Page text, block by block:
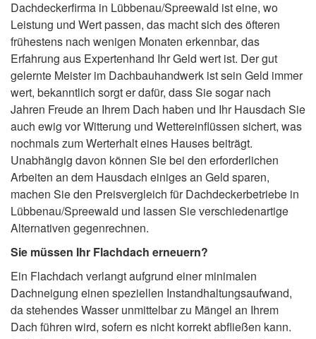
Dachdeckerfirma in Lübbenau/Spreewald ist eine, wo
Leistung und Wert passen, das macht sich des öfteren
frühestens nach wenigen Monaten erkennbar, das
Erfahrung aus Expertenhand Ihr Geld wert ist. Der gut
gelernte Meister im Dachbauhandwerk ist sein Geld immer
wert, bekanntlich sorgt er dafür, dass Sie sogar nach
Jahren Freude an Ihrem Dach haben und Ihr Hausdach Sie
auch ewig vor Witterung und Wettereinflüssen sichert, was
nochmals zum Werterhalt eines Hauses beiträgt.
Unabhängig davon können Sie bei den erforderlichen
Arbeiten an dem Hausdach einiges an Geld sparen,
machen Sie den Preisvergleich für Dachdeckerbetriebe in
Lübbenau/Spreewald und lassen Sie verschiedenartige
Alternativen gegenrechnen.
Sie müssen Ihr Flachdach erneuern?
Ein Flachdach verlangt aufgrund einer minimalen
Dachneigung einen speziellen Instandhaltungsaufwand,
da stehendes Wasser unmittelbar zu Mängel an Ihrem
Dach führen wird, sofern es nicht korrekt abfließen kann.